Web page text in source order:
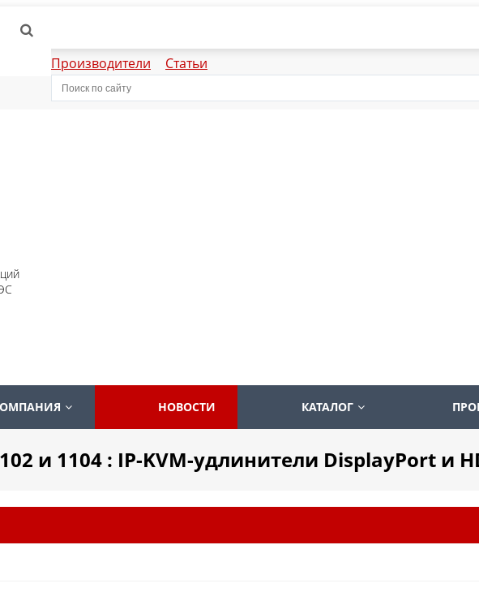
Производители Статьи
НОВОСТИ КАТАЛОГ
и 1104 : IP-KVM-удлинители DisplayPort и